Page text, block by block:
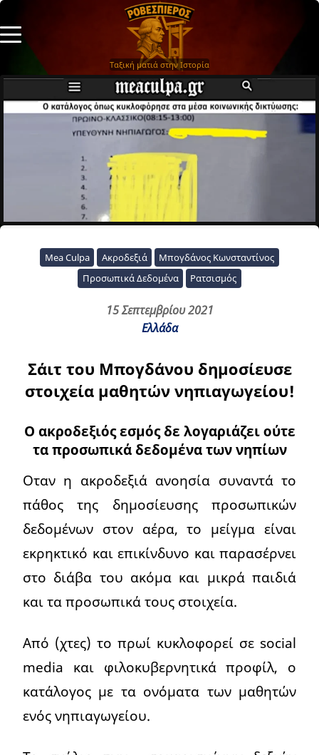
Ταξική ματιά στην Ιστορία
Mea Culpa Ακροδεξιά
Μπογδάνος Κωνσταντίνος
Προσωπικά Δεδομένα
Ρατσισμός
15 Σεπτεμβρίου 2021
Ελλάδα
Σάιτ του Μπογδάνου δημοσίευσε
στοιχεία μαθητών νηπιαγωγείου!
Ο ακροδεξιός εσμός δε λογαριάζει ούτε
τα προσωπικά δεδομένα των νηπίων
Οταν η ακροδεξιά ανοησία συναντά το
πάθος της δημοσίευσης προσωπικών
δεδομένων στον αέρα, το μείγμα είναι
εκρηκτικό και επικίνδυνο και παρασέρνει
στο διάβα του ακόμα και μικρά παιδιά
και τα προσωπικά τους στοιχεία.
Από (χτες) το πρωί κυκλοφορεί σε social
media και φιλοκυβερνητικά προφίλ, ο
κατάλογος με τα ονόματα των μαθητών
ενός νηπιαγωγείου.